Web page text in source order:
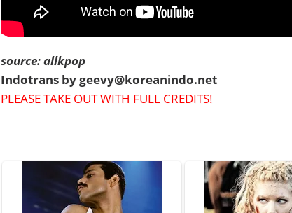
source: allkpop
Indotrans by geevy@koreanindo.net
PLEASE TAKE OUT WITH FULL CREDITS!